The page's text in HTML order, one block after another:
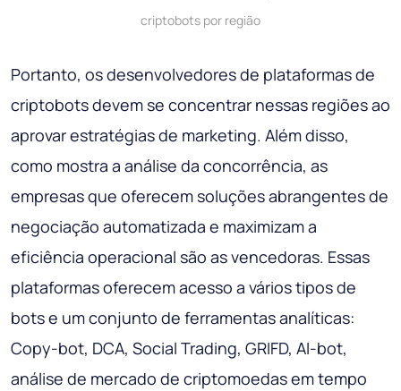
criptobots por região
Portanto, os desenvolvedores de plataformas de
criptobots devem se concentrar nessas regiões ao
aprovar estratégias de marketing. Além disso,
como mostra a análise da concorrência, as
empresas que oferecem soluções abrangentes de
negociação automatizada e maximizam a
eficiência operacional são as vencedoras. Essas
plataformas oferecem acesso a vários tipos de
bots e um conjunto de ferramentas analíticas:
Copy-bot, DCA, Social Trading, GRIFD, AI-bot,
análise de mercado de criptomoedas em tempo